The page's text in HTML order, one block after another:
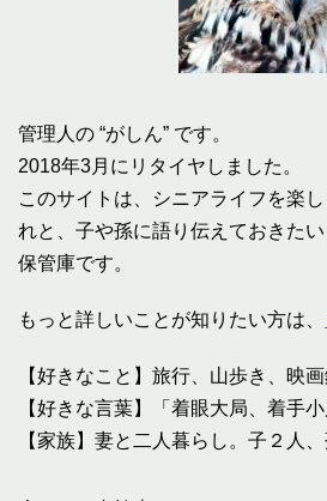
管理人の “がしん” です。
2018年3月にリタイヤしました。
このサイトは、シニアライフを楽
れと、子や孫に語り伝えておきた
保管庫です。
もっと詳しいことが知りたい方は、
【好きなこと】旅行、山歩き、映
【好きな言葉】「着眼大局、着手小
【家族】妻と二人暮らし。子２人、